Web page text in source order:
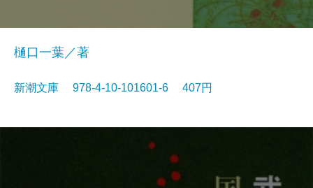
樋口一葉／著
新潮文庫 978-4-10-101601-6 407円